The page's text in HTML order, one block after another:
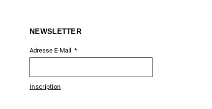
NEWSLETTER
Adresse E-Mail
Inscription